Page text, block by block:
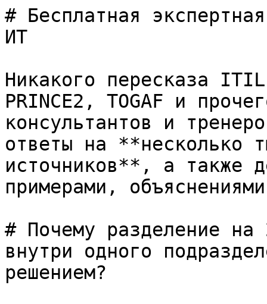
# Бесплатная
ИТ
Никакого пересказа
PRINCE2, TOGAF и
консультантов и
ответы на **несколько
источников**, а также
примерами,
# Почему разделение
внутри одного
решением?